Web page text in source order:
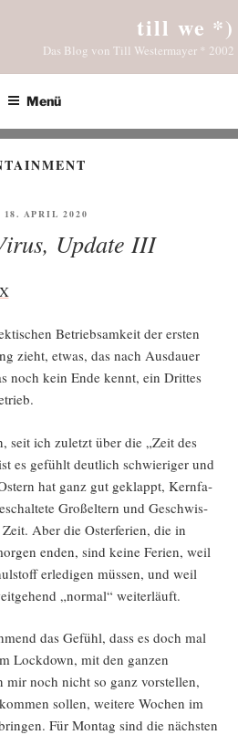
till we *)
Das Blog von Till Westermayer * 2002
Menü
18. APRIL 2020
Update III
Betrieb­sam­keit der ers­ten
zieht, etwas, das nach Aus­dau­er
noch kein Ende kennt, ein Drit­tes
seit ich zuletzt über die „Zeit des
es gefühlt deut­lich schwie­ri­ger und
hat ganz gut geklappt, Kern­fa­
Groß­el­tern und Geschwis­
Aber die Oster­fe­ri­en, die in
enden, sind kei­ne Feri­en, weil
erle­di­gen müs­sen, und weil
„nor­mal“ weiterläuft.
das Gefühl, dass es doch mal
Lock­down, mit den gan­zen
mir noch nicht so ganz vor­stel­len,
sol­len, wei­te­re Wochen im
Für Mon­tag sind die nächs­ten